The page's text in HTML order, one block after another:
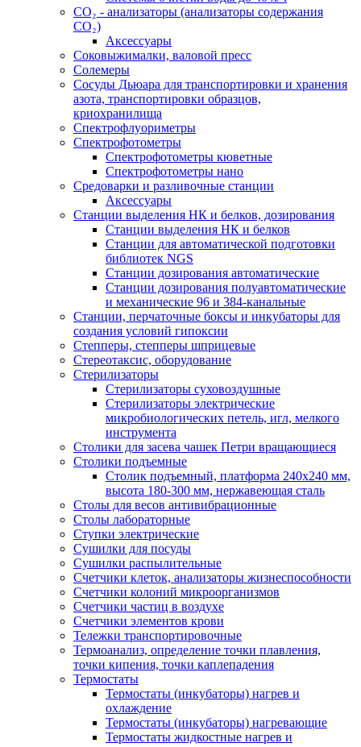
СО₂ - анализаторы (анализаторы содержания
СО₂)
Аксессуары
Соковыжималки, валовой пресс
Солемеры
Сосуды Дьюара для транспортировки и хранения
азота, транспортировки образцов,
криохранилища
Спектрофлуориметры
Спектрофотометры
Спектрофотометры кюветные
Спектрофотометры нано
Средоварки и разливочные станции
Аксессуары
Станции выделения НК и белков, дозирования
Станции выделения НК и белков
Станции для автоматической подготовки
библиотек NGS
Станции дозирования автоматические
Станции дозирования полуавтоматические
и механические 96 и 384-канальные
Станции, перчаточные боксы и инкубаторы для
создания условий гипоксии
Степперы, степперы шприцевые
Стереотаксис, оборудование
Стерилизаторы
Стерилизаторы суховоздушные
Стерилизаторы электрические
микробиологических петель, игл, мелкого
инструмента
Столики для засева чашек Петри вращающиеся
Столики подъемные
Столик подъемный, платформа 240х240 мм,
высота 180-300 мм, нержавеющая сталь
Столы для весов антивибрационные
Столы лабораторные
Ступки электрические
Сушилки для посуды
Сушилки распылительные
Счетчики клеток, анализаторы жизнеспособности
Счетчики колоний микроорганизмов
Счетчики частиц в воздухе
Счетчики элементов крови
Тележки транспортировочные
Термоанализ, определение точки плавления,
точки кипения, точки каплепадения
Термостаты
Термостаты (инкубаторы) нагрев и
охлаждение
Термостаты (инкубаторы) нагревающие
Термостаты жидкостные нагрев и